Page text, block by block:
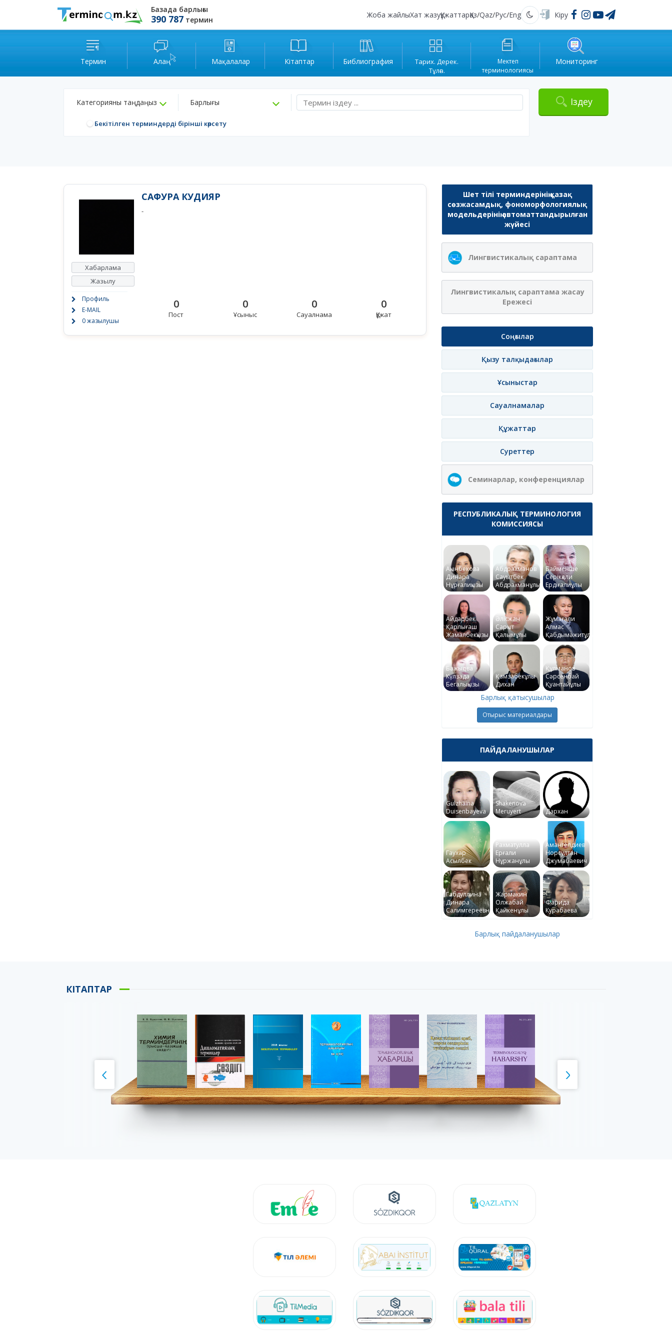
Базада барлығы
390 787 термин
Жоба жайлыХат жазуҚұжаттарҚаз/Qaz/Рус/Eng Қараңғы Кіру
Термин Алаң Мақалалар Кітаптар Библиография
Тарих. Дерек.
Тұлға.
Мектеп
терминологиясы
Мониторинг
Категорияны таңдаңыз Барлығы
Бекітілген терминдерді бірінші көрсету
Іздеу
Хабарлама
Жазылу
Профиль
E-MAIL
0 жазылушы
САФУРА КУДИЯР
-
0
Пост
0
Ұсыныс
0
Сауалнама
0
Құжат
Шет тілі терминдерінің қазақ
сөзжасамдық, фономорфологиялық
модельдерінің автоматтандырылған
жүйесі
Лингвистикалық сараптама
Лингвистикалық сараптама жасау
Ережесі
Соңғылар
Қызу талқыдағылар
Ұсыныстар
Сауалнамалар
Құжаттар
Суреттер
Семинарлар, конференциялар
РЕСПУБЛИКАЛЫҚ ТЕРМИНОЛОГИЯ
КОМИССИЯСЫ
Ақынбекова
Динара
Нұрғалиқызы
Абдрахманов
Сауытбек
Абдрахманұлы
Байменше
Серікқали
Ердіғалиұлы
Айдарбек
Қарлығаш
Жамалбекқызы
Әлісжан
Сарқыт
Қалымұлы
Жұмағали
Алмас
Қабдымәжитұлы
Бажықова
Күлзада
Бегалықызы
Қамзабекұлы
Дихан
Құлманов
Сәрсенбай
Қуантайұлы
Барлық қатысушылар
Отырыс материалдары
ПАЙДАЛАНУШЫЛАР
Gulzhaina
Duisenbayeva
Shakenova
Meruyert
Дархан
Гаухар
Асылбек
Рахматулла
Ерғали
Нұржанұлы
Амангелдиев
Норсултан
Джумабаевич
Габдуллина
Динара
Салимгереевна
Жармакин
Олжабай
Қайкенұлы
Фарида
Курабаева
Барлық пайдаланушылар
КІТАПТАР